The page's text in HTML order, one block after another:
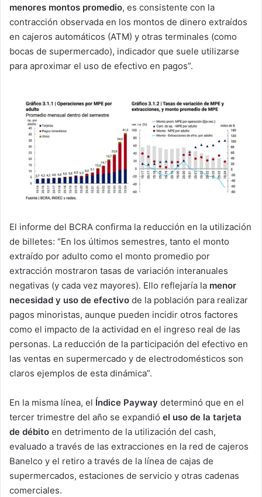
menores montos promedio, es consistente con la
contracción observada en los montos de dinero extraídos
en cajeros automáticos (ATM) y otras terminales (como
bocas de supermercado), indicador que suele utilizarse
para aproximar el uso de efectivo en pagos”.
El informe del BCRA confirma la reducción en la utilización
de billetes: “En los últimos semestres, tanto el monto
extraído por adulto como el monto promedio por
extracción mostraron tasas de variación interanuales
negativas (y cada vez mayores). Ello reflejaría la menor
necesidad y uso de efectivo de la población para realizar
pagos minoristas, aunque pueden incidir otros factores
como el impacto de la actividad en el ingreso real de las
personas. La reducción de la participación del efectivo en
las ventas en supermercado y de electrodomésticos son
claros ejemplos de esta dinámica”.
En la misma línea, el Índice Payway determinó que en el
tercer trimestre del año se expandió el uso de la tarjeta
de débito en detrimento de la utilización del cash,
evaluado a través de las extracciones en la red de cajeros
Banelco y el retiro a través de la línea de cajas de
supermercados, estaciones de servicio y otras cadenas
comerciales.